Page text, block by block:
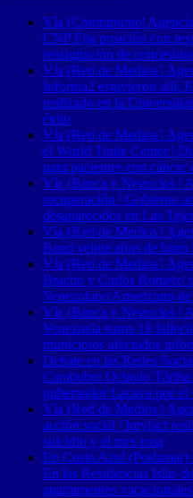
Vía (Contrapunto|
CNP Fija posición con
reasignación de
Vía (Red de Medios |
Informa2 estuvieron allí:
realizado en la
éxito
Vía (Red de Medios |
el World Trade Center |
para pacientes con cáncer
Vía (Banca y Negocios |
recuperación | Gobierno
desaparecidos en Las
Vía (Red de Medios |
Band veinte años de buen
Vía (Red de Medios |
Bracho y Carlos Romero
Venezolano Americano
Vía (Banca y Negocios |
Venezuela suma 18
municipios afectados
Debate en las Redes
Carabobo: Octavio
gobernador Lacava por el
Vía (Red de Medios |
acción social | Intylact
suicidio y el mes rosa
En Costa Azul (Porlamar)
En las Residencias Islas
apartamentos